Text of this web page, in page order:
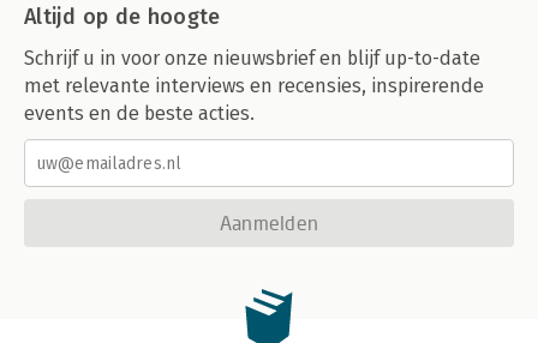
Altijd op de hoogte
Schrijf u in voor onze nieuwsbrief en blijf up-to-date
met relevante interviews en recensies, inspirerende
events en de beste acties.
Aanmelden